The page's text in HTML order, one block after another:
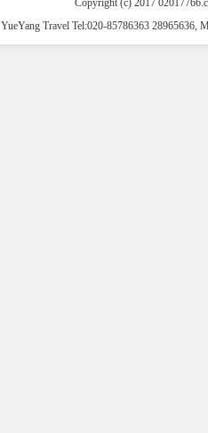
YueYang Travel Tel:020-85786363 28965636,